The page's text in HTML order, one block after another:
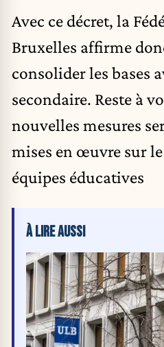
Avec ce décret, la
Bruxelles affirme
consolider les bases
secondaire. Reste à
nouvelles mesures
mises en œuvre sur
équipes éducatives
À LIRE AUSSI